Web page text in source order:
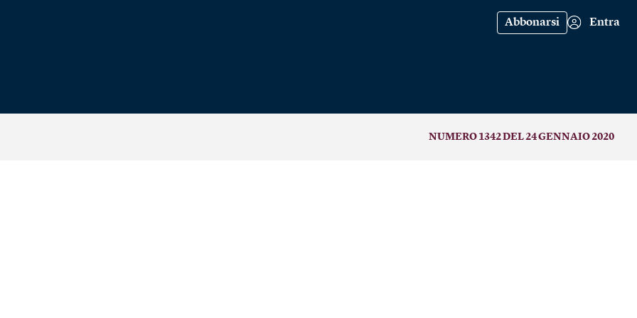
Abbonarsi Entra
NUMERO 1342 DEL 24 GENNAIO 2020